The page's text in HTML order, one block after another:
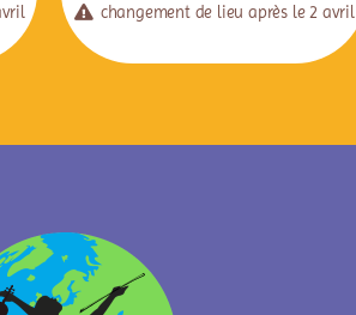
changement de lieu après le 2 avril